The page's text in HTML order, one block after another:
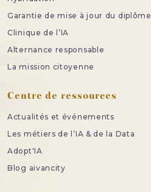
Garantie de mise à jour du diplôme
Clinique de l’IA
Alternance responsable
La mission citoyenne
Centre de ressources
Actualités et événements
Les métiers de l’IA & de la Data
Adopt'IA
Blog aivancity